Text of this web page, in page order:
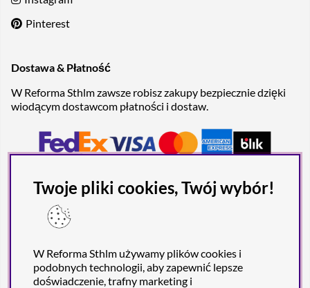
Pinterest
Dostawa & Płatność
W Reforma Sthlm zawsze robisz zakupy bezpiecznie dzięki
wiodącym dostawcom płatności i dostaw.
Twoje pliki cookies, Twój wybór!
W Reforma Sthlm używamy plików cookies i
podobnych technologii, aby zapewnić lepsze
doświadczenie, trafny marketing i